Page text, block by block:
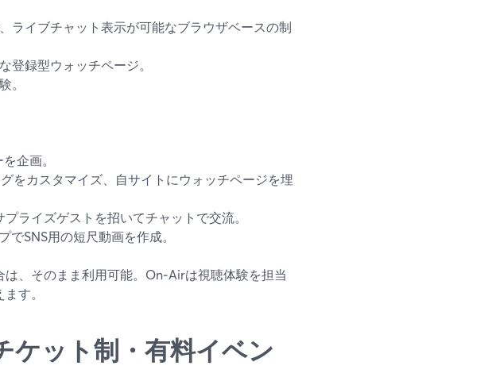
ライブチャット表示が可能なブラウザベースの制
登録型ウォッチページ。
。
企画。
をカスタマイズ、自サイトにウォッチページを埋
ライズゲストを招いてチャットで交流。
SNS用の短尺動画を作成。
、そのまま利用可能。On‑Airは視聴体験を担当
す。
ケット制・有料イベン